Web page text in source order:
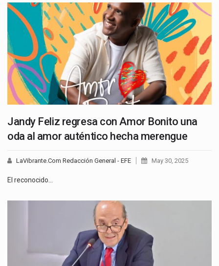
Jandy Feliz regresa con Amor Bonito una
oda al amor auténtico hecha merengue
LaVibrante.Com Redacción General - EFE May 30, 2025
El reconocido…